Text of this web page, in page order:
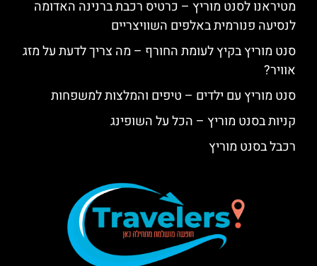
מטיראנו לסנט מוריץ – כרטיס רכבת ברנינה האדומה
לנסיעה פנורמית באלפים השוויצריים
סנט מוריץ בקיץ לעומת החורף – מה צריך לדעת על מזג
אוויר?
סנט מוריץ עם ילדים – טיפים והמלצות למשפחות
קניות בסנט מוריץ – הכל על השופינג
רכבל בסנט מוריץ